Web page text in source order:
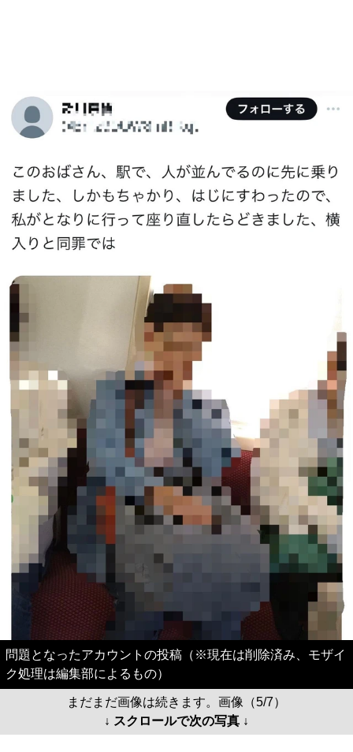
問題となったアカウントの投稿（※現在は削除済み、モザイ
ク処理は編集部によるもの）
まだまだ画像は続きます。画像（5/7）
↓ スクロールで次の写真 ↓